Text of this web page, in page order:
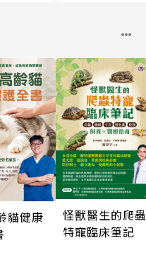
貓健康
怪獸醫生的爬蟲
特寵臨床筆記